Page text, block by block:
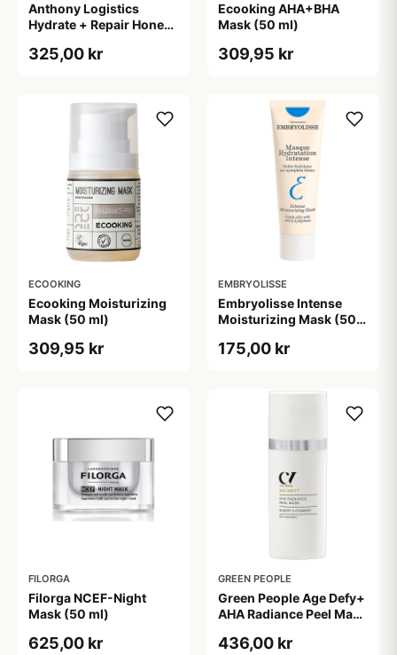
Anthony Logistics
Hydrate + Repair Honey
325,00 kr
Ecooking AHA+BHA
Mask (50 ml)
309,95 kr
ECOOKING
Ecooking Moisturizing
Mask (50 ml)
309,95 kr
EMBRYOLISSE
Embryolisse Intense
Moisturizing Mask (50
175,00 kr
FILORGA
Filorga NCEF-Night
Mask (50 ml)
625,00 kr
GREEN PEOPLE
Green People Age Defy+
AHA Radiance Peel Mask
436,00 kr